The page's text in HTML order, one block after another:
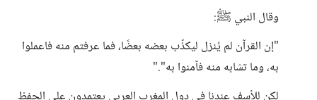
وقال النبي ﷺ:
"إن القرآن لم يُنزل ليكذّب بعضه بعضًا، فما عرفتم منه فاعملوا
به، وما تشابه منه فآمنوا به"."